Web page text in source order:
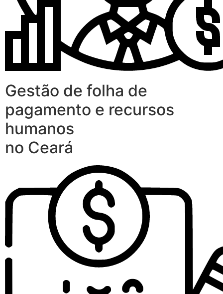
Gestão de folha de
pagamento e recursos
humanos
no Ceará